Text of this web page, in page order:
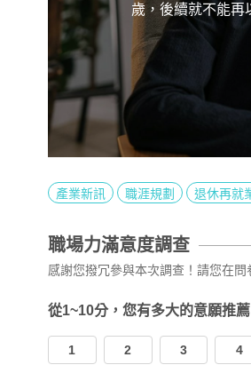
歲，後續就不能再
產業新訊 職涯規劃 退休再就
職場力滿意度調查
感謝您撥冗參與本次調查！請您在
從1~10分，您有多大的意願推
1 2 3 4